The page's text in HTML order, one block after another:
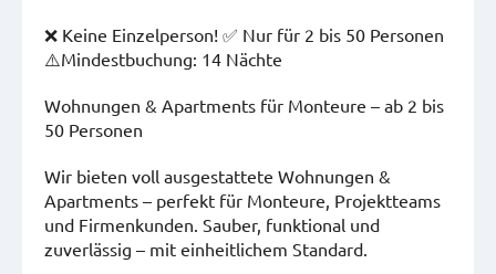
❌ Keine Einzelperson! ✅ Nur für 2 bis 50 Personen
⚠️Mindestbuchung: 14 Nächte
Wohnungen & Apartments für Monteure – ab 2 bis
50 Personen
Wir bieten voll ausgestattete Wohnungen &
Apartments – perfekt für Monteure, Projektteams
und Firmenkunden. Sauber, funktional und
zuverlässig – mit einheitlichem Standard.